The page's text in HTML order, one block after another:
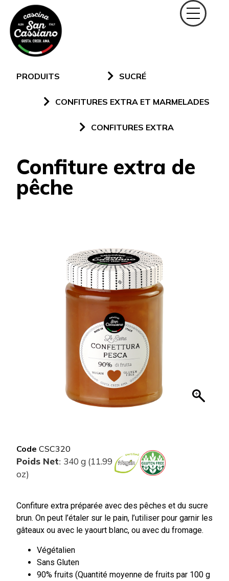
PRODUITS SUCRÉ
CONFITURES EXTRA ET MARMELADES
CONFITURES EXTRA
Confiture extra de
pêche
Code CSC320
Poids Net: 340 g (11.99
oz)
Confiture extra préparée avec des pêches et du sucre
brun. On peut l’étaler sur le pain, l’utiliser pour garnir les
gâteaux ou avec le yaourt blanc, ou avec du fromage.
Végétalien
Sans Gluten
90% fruits (Quantité moyenne de fruits par 100 g